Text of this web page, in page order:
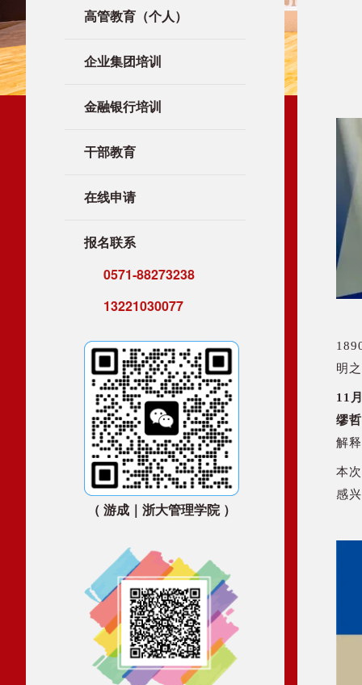
高管教育（个人）
企业集团培训
金融银行培训
干部教育
在线申请
报名联系
0571-88273238
13221030077
（ 游成｜浙大管理学院 ）
明
11
缪
解
本
感